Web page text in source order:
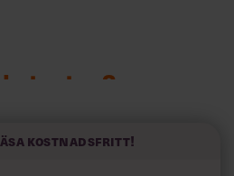
texten?
som förändrade ledarskapet i
kostnadsfritt!